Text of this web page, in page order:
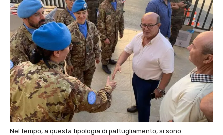
Nel tempo, a questa tipologia di pattugliamento, si sono